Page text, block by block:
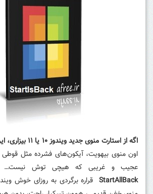
اگه از استارت منوی جدید ویندوز ۱۰ یا ۱۱ بیزاری، این مطلب مال خودته!
اون منوی بیهویت، آیکون‌های فشرده مثل
عجیب و غریبی که هیچی توش نیست…
StartAllBack